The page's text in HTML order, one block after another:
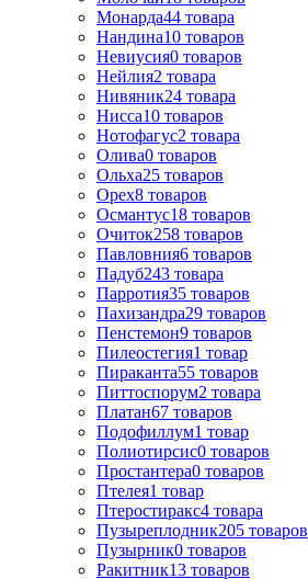
Монарда44 товара
Нандина10 товаров
Невиусия0 товаров
Нейлия2 товара
Нивяник24 товара
Нисса10 товаров
Нотофагус2 товара
Олива0 товаров
Ольха25 товаров
Орех8 товаров
Османтус18 товаров
Очиток258 товаров
Павловния6 товаров
Падуб243 товара
Парротия35 товаров
Пахизандра29 товаров
Пенстемон9 товаров
Пилеостегия1 товар
Пираканта55 товаров
Питтоспорум2 товара
Платан67 товаров
Подофиллум1 товар
Полиотирсис0 товаров
Простантера0 товаров
Птелея1 товар
Птеростиракс4 товара
Пузыреплодник205 товаров
Пузырник0 товаров
Ракитник13 товаров